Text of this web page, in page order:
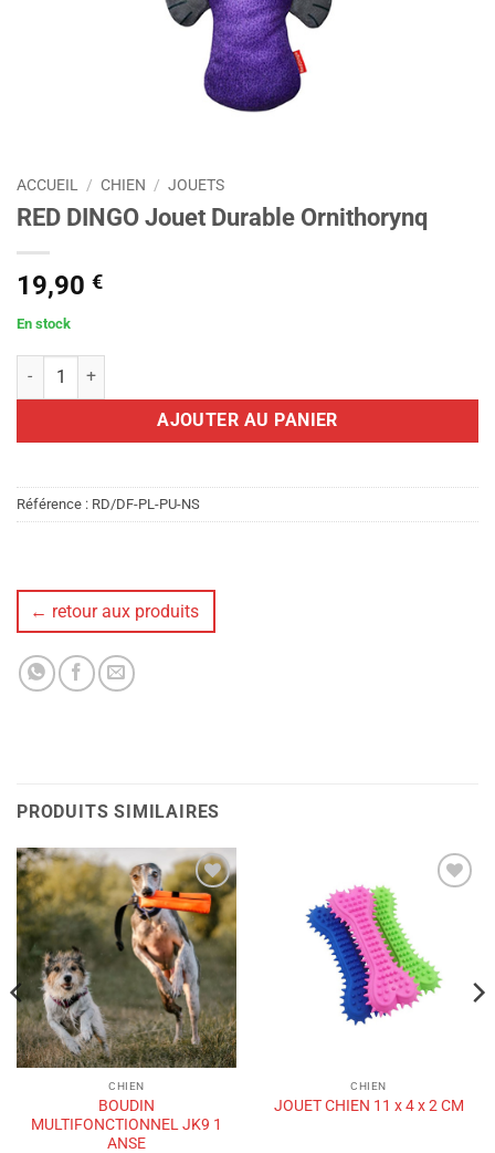
ACCUEIL / CHIEN / JOUETS
RED DINGO Jouet Durable Ornithorynq
19,90 €
En stock
quantité de RED DINGO Jouet Durable Ornithorynq
AJOUTER AU PANIER
Référence : RD/DF-PL-PU-NS
← retour aux produits
PRODUITS SIMILAIRES
Ajouter
à la liste
de
souhaits
CHIEN
BOUDIN
MULTIFONCTIONNEL JK9 1
ANSE
souhaits
CHIEN
JOUET CHIEN 11 x 4 x 2 CM